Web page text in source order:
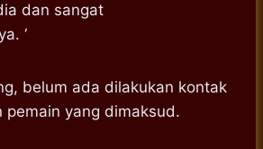
dan sangat
‘
belum ada dilakukan kontak
pemain yang dimaksud.